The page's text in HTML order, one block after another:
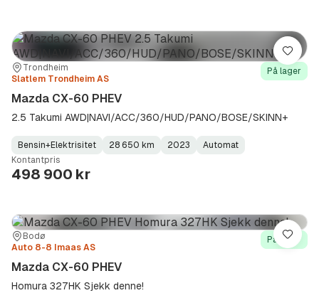
Sted:Trondheim
Forhandler:
Slatlem Trondheim AS
På lager
Mazda CX-60 PHEV
2.5 Takumi AWD|NAVI/ACC/360/HUD/PANO/BOSE/SKINN+
Fuel
Type:
Bensin+Elektrisitet
Kilometerstand: 28 650 km
Model
Year:
2023
Gearbox
Type:
Automat
Kontantpris
498 900 kr
Lagre
Sted:
Bodø
Forhandler:
Auto 8-8 Imaas AS
På lager
Mazda CX-60 PHEV
Homura 327HK Sjekk denne!
Lagre